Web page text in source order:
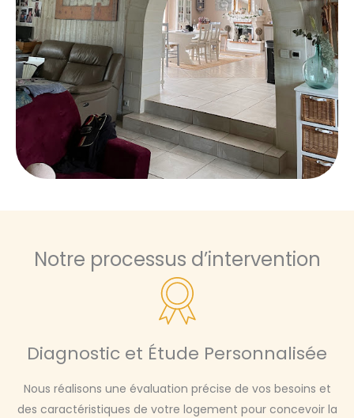
Notre processus d’intervention
Diagnostic et Étude Personnalisée
Nous réalisons une évaluation précise de vos besoins et
des caractéristiques de votre logement pour concevoir la